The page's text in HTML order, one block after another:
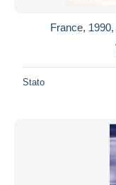
France,
Stato